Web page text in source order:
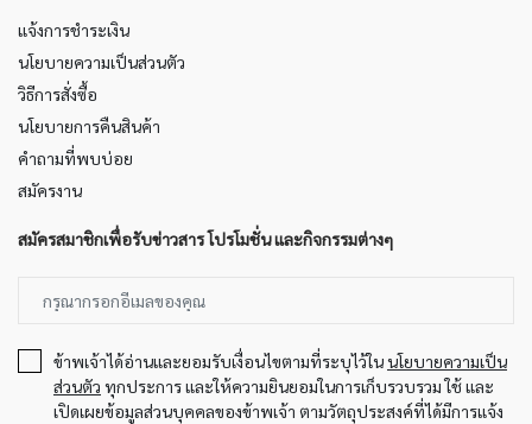
แจ้งการชำระเงิน
นโยบายความเป็นส่วนตัว
วิธีการสั่งซื้อ
นโยบายการคืนสินค้า
คำถามที่พบบ่อย
สมัครงาน
สมัครสมาชิกเพื่อรับข่าวสาร โปรโมชั่น และกิจกรรมต่างๆ
ข้าพเจ้าได้อ่านและยอมรับเงื่อนไขตามที่ระบุไว้ในนโยบายความเป็น
ส่วนตัว ทุกประการ และให้ความยินยอมในการเก็บรวบรวม ใช้ และ
เปิดเผยข้อมูลส่วนบุคคลของข้าพเจ้า ตามวัตถุประสงค์ที่ได้มีการแจ้ง